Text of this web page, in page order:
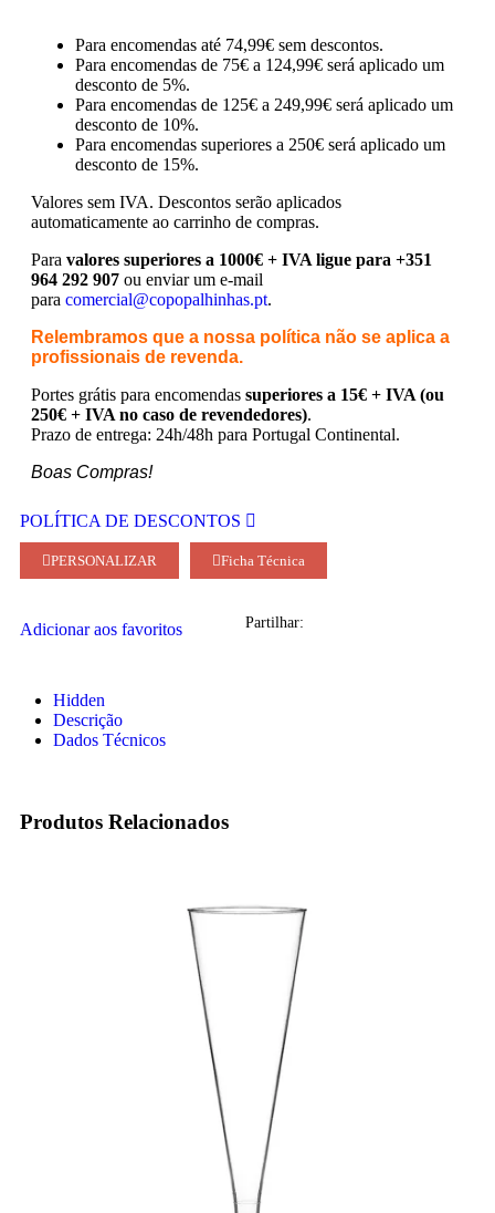
Para encomendas até 74,99€ sem descontos.
Para encomendas de 75€ a 124,99€ será aplicado um
desconto de 5%.
Para encomendas de 125€ a 249,99€ será aplicado um
desconto de 10%.
Para encomendas superiores a 250€ será aplicado um
desconto de 15%.
Valores sem IVA. Descontos serão aplicados
automaticamente ao carrinho de compras.
Para valores superiores a 1000€ + IVA ligue para +351
964 292 907 ou enviar um e-mail
para comercial@copopalhinhas.pt.
Relembramos que a nossa política não se aplica a
profissionais de revenda.
Portes grátis para encomendas superiores a 15€ + IVA (ou
250€ + IVA no caso de revendedores).
Prazo de entrega: 24h/48h para Portugal Continental.
Boas Compras!
POLÍTICA DE DESCONTOS
PERSONALIZAR Ficha Técnica
Adicionar aos favoritos Partilhar:
Hidden
Descrição
Dados Técnicos
Produtos Relacionados